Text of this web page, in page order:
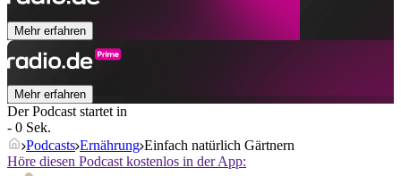
Mehr erfahren
Mehr erfahren
Der Podcast startet in
- 0 Sek.
Podcasts Ernährung Einfach natürlich Gärtnern
Höre diesen Podcast kostenlos in der App: